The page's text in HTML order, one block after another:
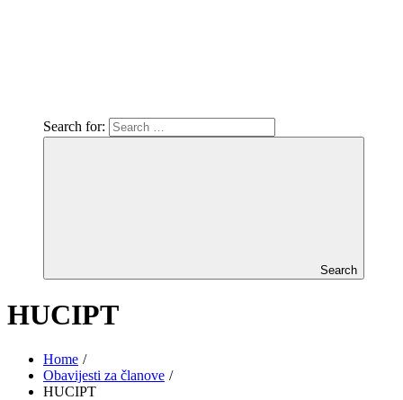
Search for:
Search
HUCIPT
Home
Obavijesti za članove
HUCIPT